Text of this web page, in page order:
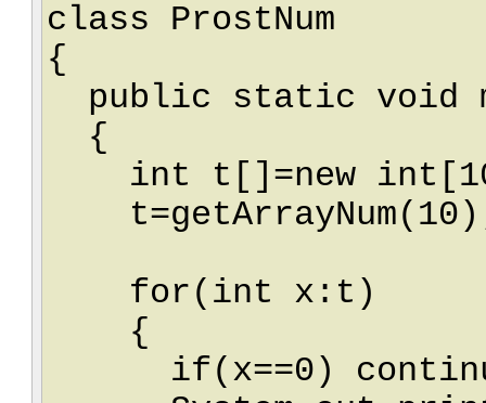
class ProstNum
{
public static void
{
int t[]=new
for(int x:t)
{
if(x==0)